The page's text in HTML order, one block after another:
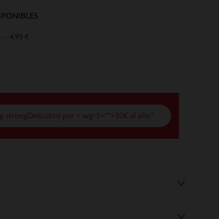
4,95 €
strongDescubro por < wg-1="">10€ al año*